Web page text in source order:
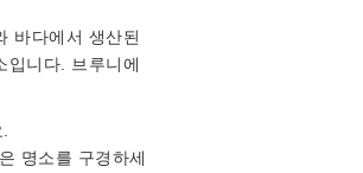
바다에서 생산된
입니다. 브루니에
명소를 구경하세